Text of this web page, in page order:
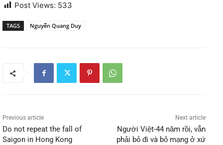
Post Views: 533
TAGS Nguyễn Quang Duy
Previous article
Do not repeat the fall of
Saigon in Hong Kong
Next article
Người Việt-44 năm rồi, vẫn
phải bỏ đi và bỏ mạng ở xứ